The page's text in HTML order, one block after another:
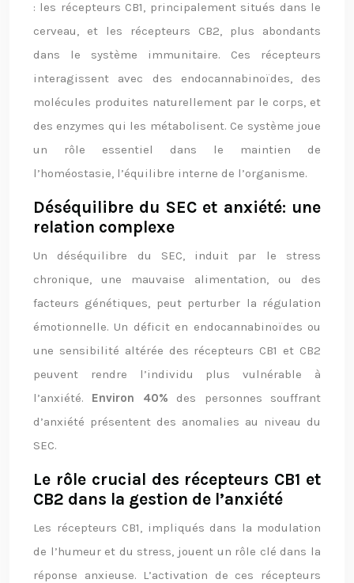
: les récepteurs CB1, principalement situés dans le
cerveau, et les récepteurs CB2, plus abondants
dans le système immunitaire. Ces récepteurs
interagissent avec des endocannabinoïdes, des
molécules produites naturellement par le corps, et
des enzymes qui les métabolisent. Ce système joue
un rôle essentiel dans le maintien de
l’homéostasie, l’équilibre interne de l’organisme.
Déséquilibre du SEC et anxiété: une
relation complexe
Un déséquilibre du SEC, induit par le stress
chronique, une mauvaise alimentation, ou des
facteurs génétiques, peut perturber la régulation
émotionnelle. Un déficit en endocannabinoïdes ou
une sensibilité altérée des récepteurs CB1 et CB2
peuvent rendre l’individu plus vulnérable à
l’anxiété. Environ 40% des personnes souffrant
d’anxiété présentent des anomalies au niveau du
SEC.
Le rôle crucial des récepteurs CB1 et
CB2 dans la gestion de l’anxiété
Les récepteurs CB1, impliqués dans la modulation
de l’humeur et du stress, jouent un rôle clé dans la
réponse anxieuse. L’activation de ces récepteurs